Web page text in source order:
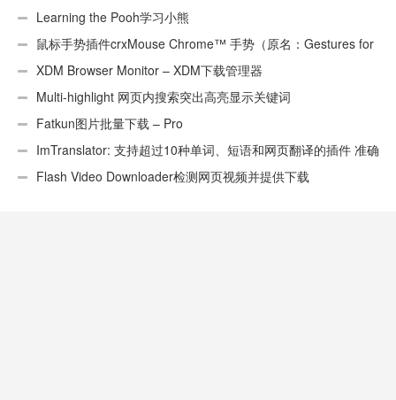
Learning the Pooh学习小熊
鼠标手势插件crxMouse Chrome™ 手势（原名：Gestures for
Chrome(TM)汉化版）
XDM Browser Monitor – XDM下载管理器
Multi-highlight 网页内搜索突出高亮显示关键词
Fatkun图片批量下载 – Pro
ImTranslator: 支持超过10种单词、短语和网页翻译的插件 准确
性不错Flash Video Downloader检测网页视频并提供下载